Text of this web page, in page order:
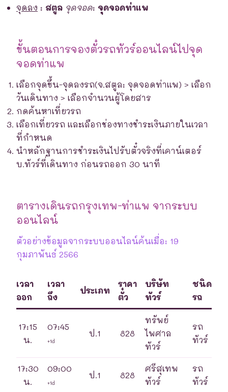
จุดลง : สตูล จุดจอด: จุดจอดท่าแพ
ขั้นตอนการจองตั๋วรถทัวร์ออนไลน์ไปจุด
จอดท่าแพ
เลือกจุดขึ้น-จุดลงรถ(จ.สตูล: จุดจอดท่าแพ) > เลือก
วันเดินทาง > เลือกจำนวนผู้โดยสาร
กดค้นหาเที่ยวรถ
เลือกเที่ยวรถ และเลือกช่องทางชำระเงินภายในเวลา
ที่กำหนด
นำหลักฐานการชำระเงินไปรับตั๋วจริงที่เคาน์เตอร์
บ.ทัวร์ที่เดินทาง ก่อนรถออก 30 นาที
ตารางเดินรถกรุงเทพ-ท่าแพ จากระบบ
ออนไลน์
ตัวอย่างข้อมูลจากระบบออนไลน์ค้นเมื่อ: 19
กุมภาพันธ์ 2566
เวลา
ออก
เวลา
ถึง
ประเภท
ราคา
ตั๋ว
บริษัท
ทัวร์
ชนิด
รถ
17:15
น.
07:45
+1d
ป.1 828
ทรัพย์
ไพศาล
ทัวร์
รถ
ทัวร์
17:30
น.
09:00
+1d
ป.1 828
ศรีสุเทพ
ทัวร์
รถ
ทัวร์